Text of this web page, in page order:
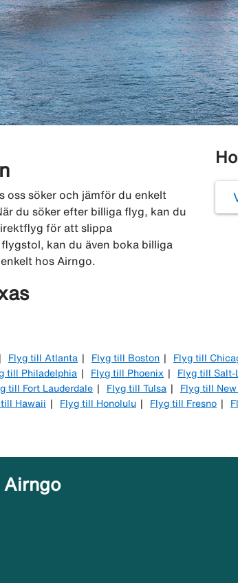
söker och jämför du enkelt
du söker efter billiga flyg, kan du
för att slippa
kan du även boka billiga
hos Airngo.
Flyg till Atlanta Flyg till Boston Flyg till
till Philadelphia Flyg till Phoenix Flyg till Salt-
till Fort Lauderdale Flyg till Tulsa Flyg till
till Hawaii Flyg till Honolulu Flyg till Fresno
Airngo